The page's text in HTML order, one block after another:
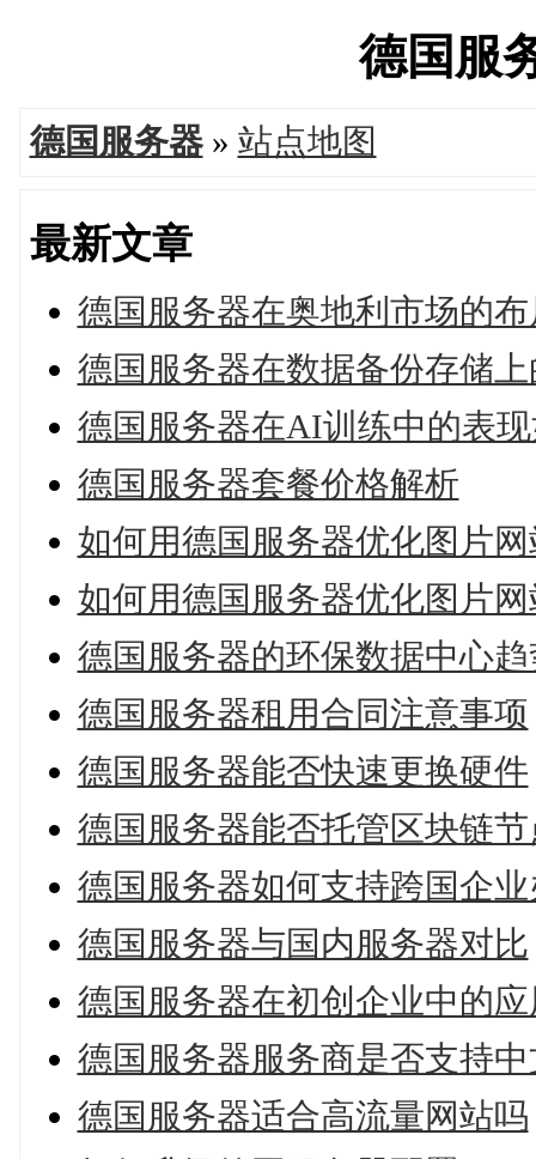
德国服
德国服务器» 站点地图
最新文章
德国服务器在奥地利市场的布
德国服务器在数据备份存储
德国服务器在AI训练中的表
德国服务器套餐价格解析
如何用德国服务器优化图片网
如何用德国服务器优化图片网
德国服务器的环保数据中心趋
德国服务器租用合同注意事项
德国服务器能否快速更换硬件
德国服务器能否托管区块链节
德国服务器如何支持跨国企
德国服务器与国内服务器对比
德国服务器在初创企业中的应
德国服务器服务商是否支持
德国服务器适合高流量网站吗